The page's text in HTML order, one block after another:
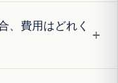
、費用はどれく
+